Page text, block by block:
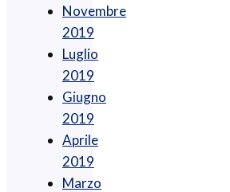
Novembre
2019
Luglio
2019
Giugno
2019
Aprile
2019
Marzo